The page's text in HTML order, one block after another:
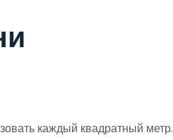
каждый квадратный метр.